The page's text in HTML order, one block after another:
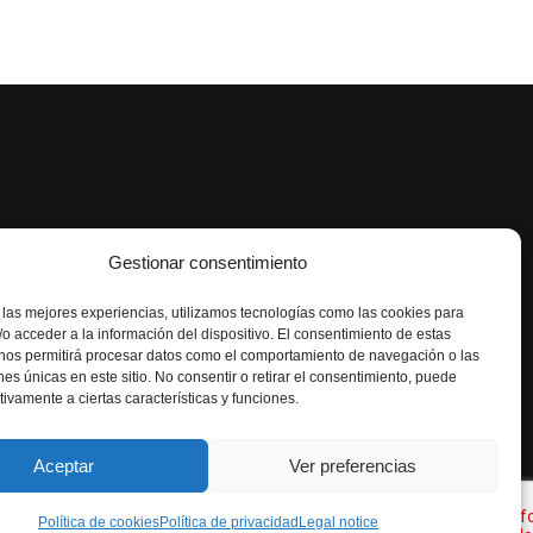
Gestionar consentimiento
mejores experiencias, utilizamos tecnologías como las cookies para
acceder a la información del dispositivo. El consentimiento de estas
permitirá procesar datos como el comportamiento de navegación o las
únicas en este sitio. No consentir o retirar el consentimiento, puede
a ciertas características y funciones.
Aceptar Ver preferencias
Política de cookiesPolítica de privacidad Legal notice
& NUTRITIONS LAB, S.L
notice-Cookies Policy-Sales and